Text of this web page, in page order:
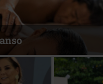
la competitividad